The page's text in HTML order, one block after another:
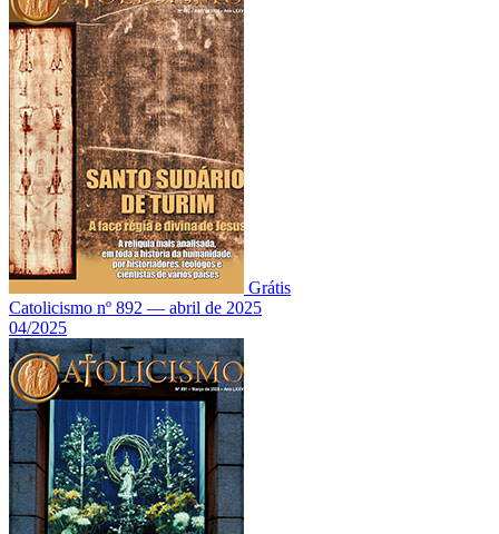
Grátis
Catolicismo nº 892 — abril de 2025
04/2025